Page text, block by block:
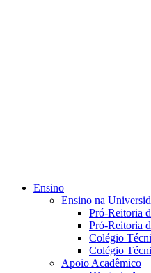
Ensino
Ensino na
Pró-Reitoria
Pró-Reitoria
Colégio
Colégio
Apoio Acadêmico